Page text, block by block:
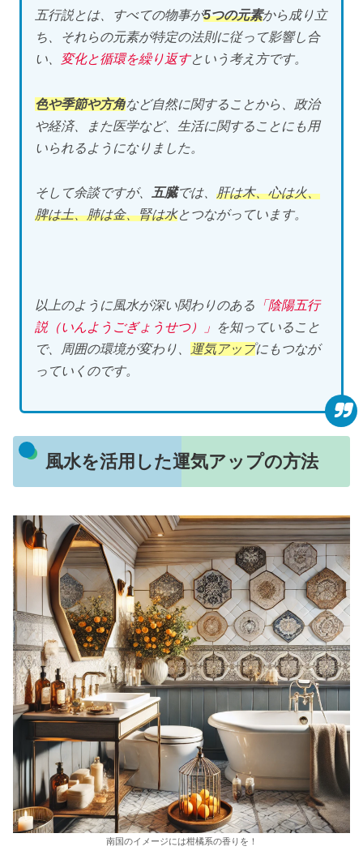
五行説とは、すべての物事が5つの元素から成り立
ち、それらの元素が特定の法則に従って影響し合
い、
変化と循環を繰り返すという考え方です。
色や季節や方角など自然に関することから、政治
や経済、また医学など、生活に関することにも用
いられるようになりました。
そして余談ですが、 五臓では、 肝は木、心は火、
脾は土、肺は金、腎は水とつながっています。
以上のように風水が深い関わりのある 「陰陽五行
説（いんようごぎょうせつ）」
を知っていること
で、周囲の環境が変わり、
運気アップにもつなが
っていくのです。
風水を活用した運気アップの方法
南国のイメージには柑橘系の香りを！